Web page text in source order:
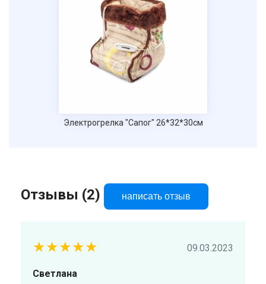
Электрогрелка "Сапог" 26*32*30см
Отзывы (2) написать отзыв
★★★★★ 09.03.2023
Светлана
Отправить
Нажимая на кнопку "Отправить" вы
соглашаетесь на обработку
персональных данных